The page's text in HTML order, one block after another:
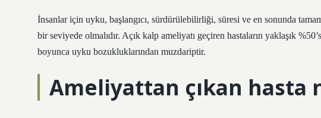
İnsanlar için uyku, başlangıcı, sürdürülebilirliği, süresi ve en sonunda
bir seviyede olmalıdır. Açık kalp ameliyatı geçiren hastaların yaklaşık
boyunca uyku bozukluklarından muzdariptir.
Ameliyattan çıkan hasta